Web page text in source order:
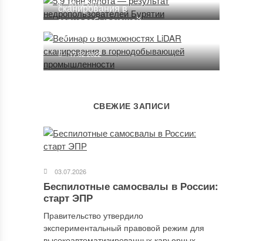
05.02.2017
сканирования в
горнодобывающей
промышленности
17.02.2022
СВЕЖИЕ ЗАПИСИ
03.07.2026
Беспилотные самосвалы в России:
старт ЭПР
Правительство утвердило
экспериментальный правовой режим для